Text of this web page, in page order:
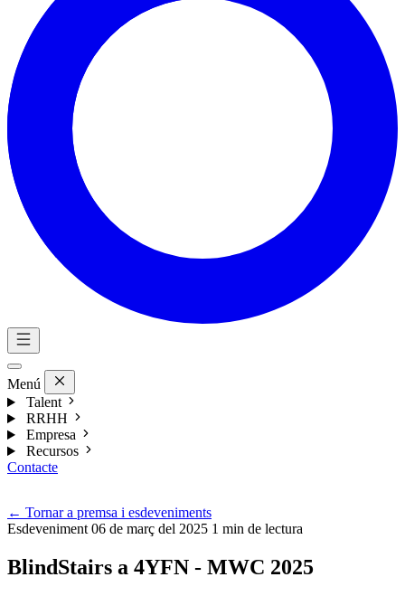
Menú
Talent
RRHH
Empresa
Recursos
Contacte
← Tornar a premsa i esdeveniments
Esdeveniment 06 de març del 2025 1 min de lectura
BlindStairs a 4YFN - MWC 2025